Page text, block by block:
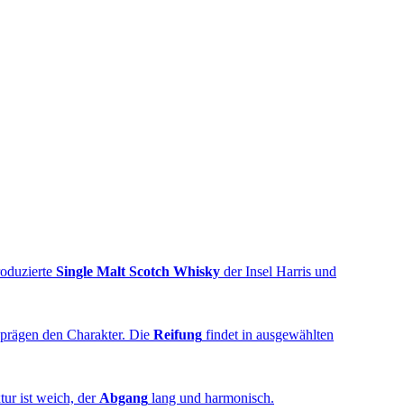
Single Malt Scotch Whisky der Insel Harris und
den Charakter. Die Reifung findet in ausgewählten
ist weich, der Abgang lang und harmonisch.